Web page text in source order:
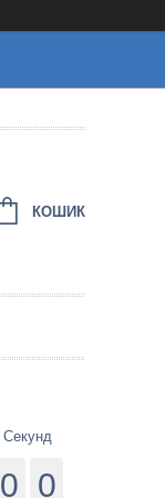
КОШИК
Секунд
0 0